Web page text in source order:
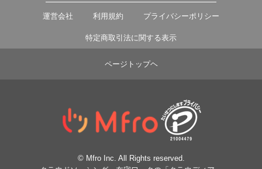
運営会社 利用規約 プライバシーポリシー
特定商取引法に関する表示
ページトップヘ
© Mfro Inc. All Rights reserved.